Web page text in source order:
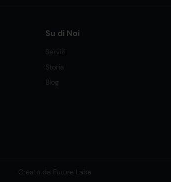
Su di Noi
Servizi
Storia
Blog
Creato da Future Labs